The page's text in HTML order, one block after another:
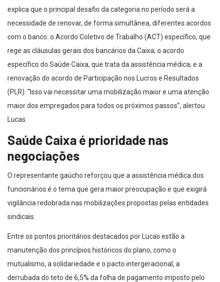
explica que o principal desafio da categoria no período será a
necessidade de renovar, de forma simultânea, diferentes acordos
com o banco: o Acordo Coletivo de Trabalho (ACT) específico, que
rege as cláusulas gerais dos bancários da Caixa; o acordo
específico do Saúde Caixa, que trata da assistência médica; e a
renovação do acordo de Participação nos Lucros e Resultados
(PLR). “Isso vai necessitar uma mobilização maior e uma atenção
maior dos empregados para todos os próximos passos”, alertou
Lucas.
Saúde Caixa é prioridade nas
negociações
O representante gaúcho reforçou que a assistência médica dos
funcionários é o tema que gera maior preocupação e que exigirá
vigilância redobrada nas mobilizações propostas pelas entidades
sindicais.
Entre os pontos prioritários destacados por Lucas estão a
manutenção dos princípios históricos do plano, como o
mutualismo, a solidariedade e o pacto intergeracional, a
derrubada do teto de 6,5% da folha de pagamento imposto pelo